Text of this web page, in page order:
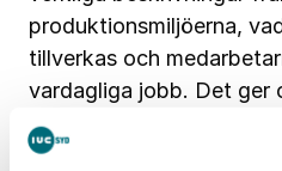
produktionsmiljöerna,
tillverkas och
vardagliga jobb. Det ger
som smittar av sig i
nyfikenhet hos